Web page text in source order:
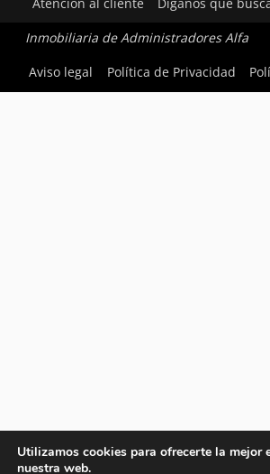
Inmobiliaria de Administradores Alfa
Aviso legal
Política de Privacidad
Utilizamos cookies para ofrecerte la mejor
nuestra web.